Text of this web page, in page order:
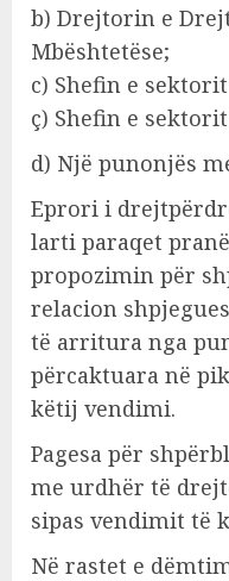
b) Drejtorin e
Mbështetëse;
c) Shefin e
ç) Shefin e
d) Një punonjës
Eprori i
larti paraqet
propozimin për
relacion
të arritura nga
përcaktuara në
këtij vendimi.
Pagesa për
me urdhër të
sipas vendimit të
Në rastet e